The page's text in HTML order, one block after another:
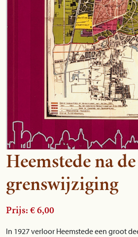
Heemstede na de
grenswijziging
Prijs: € 6,00
In 1927 verloor Heemstede een groot